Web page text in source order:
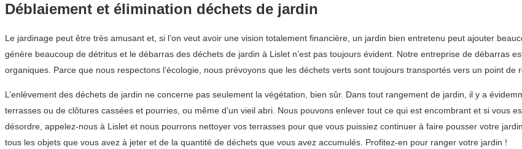
Déblaiement et élimination déchets de jardin
Le jardinage peut être très amusant et, si l’on veut avoir une vision totalement financière, un jardin bien entretenu peut ajouter
génère beaucoup de détritus et le débarras des déchets de jardin à Lislet n’est pas toujours évident. Notre entreprise de débarras
organiques. Parce que nous respectons l’écologie, nous prévoyons que les déchets verts sont toujours transportés vers un point de
L’enlèvement des déchets de jardin ne concerne pas seulement la végétation, bien sûr. Dans tout rangement de jardin, il y a
terrasses ou de clôtures cassées et pourries, ou même d’un vieil abri. Nous pouvons enlever tout ce qui est encombrant et si vous
désordre, appelez-nous à Lislet et nous pourrons nettoyer vos terrasses pour que vous puissiez continuer à faire pousser votre
tous les objets que vous avez à jeter et de la quantité de déchets que vous avez accumulés. Profitez-en pour ranger votre jardin !